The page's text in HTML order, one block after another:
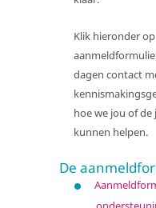
Klik hieronder
dagen contact
hoe we jou of
kunnen helpen.
De
Bij ADD en
Bij trauma
Bij hechting
Bij scheiding
Bij wet- en
Voor verwijzers